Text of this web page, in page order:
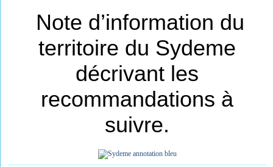
Note d’information du
territoire du Sydeme
décrivant les
recommandations à
suivre.